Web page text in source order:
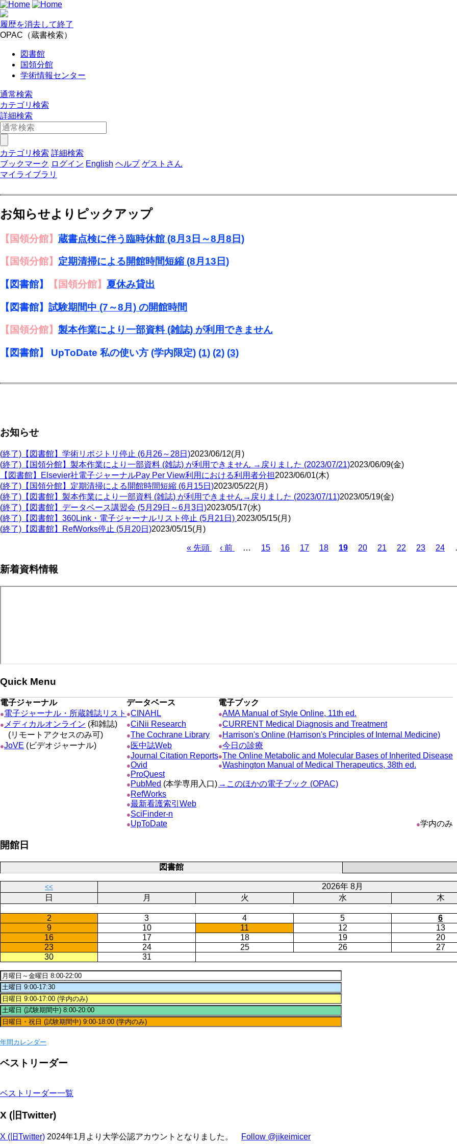
履歴を消去して終了
OPAC（蔵書検索）
図書館
国領分館
学術情報センター
通常検索
カテゴリ検索
詳細検索
カテゴリ検索 詳細検索
ブックマーク ログイン English ヘルプ ゲストさん
マイライブラリ
お知らせよりピックアップ
【国領分館】 蔵書点検に伴う臨時休館 (8月3日～8月8日)
【国領分館】 定期清掃による開館時間短縮 (8月13日)
【図書館】 【国領分館】 夏休み貸出
【図書館】 試験期間中 (7～8月) の開館時間
【国領分館】 製本作業により一部資料 (雑誌) が利用できません
【図書館】 UpToDate 私の使い方 (学内限定) (1) (2) (3)
お知らせ
(終了)【図書館】学術リポジトリ停止 (6月26～28日)2023/06/12(月)
(終了)【国領分館】製本作業により一部資料 (雑誌) が利用できません →戻りました (2023/07/21)2023/06/09(金)
【図書館】Elsevier社電子ジャーナルPay Per View利用における利用者分担2023/06/01(木)
(終了)【国領分館】定期清掃による開館時間短縮 (6月15日)2023/05/22(月)
(終了)【図書館】製本作業により一部資料 (雑誌) が利用できません→戻りました (2023/07/11)2023/05/19(金)
(終了)【図書館】データベース講習会 (5月29日～6月3日)2023/05/17(水)
(終了)【図書館】360Link・電子ジャーナルリスト停止 (5月21日) 2023/05/15(月)
(終了)【図書館】RefWorks停止 (5月20日)2023/05/15(月)
ー
先
« 先頭
前
‹ 前 … Page
15 Page
16 Page
17 Page
18
カ
19 Page
20 Page
21 Page
22 Page
23 Page
24
新着資料情報
Quick Menu
電子ジャーナル データベース 電子ブック
●電子ジャーナル・所蔵雑誌リスト ●CINAHL ●AMA Manual of Style Online, 11th ed.
● メディカルオンライン (和雑誌) ●CiNii Research ●CURRENT Medical Diagnosis and Treatment
(リモートアクセスのみ可)
●The Cochrane Library ● Harrison's Online (Harrison's Principles of Internal Medicine)
●JoVE (ビデオジャーナル) ● 医中誌Web ●今日の診療
●Journal Citation Reports●The Online Metabolic and Molecular Bases of Inherited Disease
●Ovid ●Washington Manual of Medical Therapeutics, 38th ed.
● ProQuest
● PubMed (本学専用入口) →このほかの電子ブック (OPAC)
● RefWorks
●最新看護索引Web
●SciFinder-n
●UpToDate ●学内のみ
開館日
図書館
<< 2026年 8月
日 月 火 水 木
2
3 4 5 6
9
10 11 12 13
16
17 18 19 20
23
24 25 26 27
30
31
年間カレンダー
ベストリーダー
ベストリーダー一覧
X (旧Twitter)
X (旧Twitter) 2024年1月より大学公認アカウントとなりました。 Follow @jikeimicer